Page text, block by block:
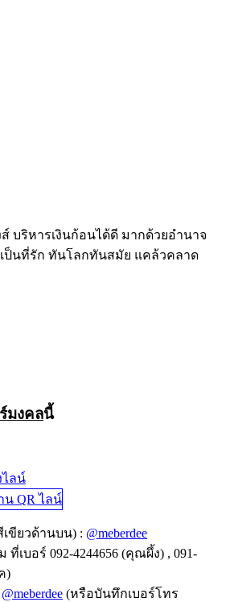
บริหารเงินก้อนได้ดี มากด้วยอำนาจ
ป็นที่รัก ทันโลกทันสมัย แคล้วคลาด
มงคลนี้
ขียวด้านบน) : @meberdee
เบอร์ 092-4244656 (คุณผึ้ง) , 091-
)
@meberdee (หรือบันทึกเบอร์โทร